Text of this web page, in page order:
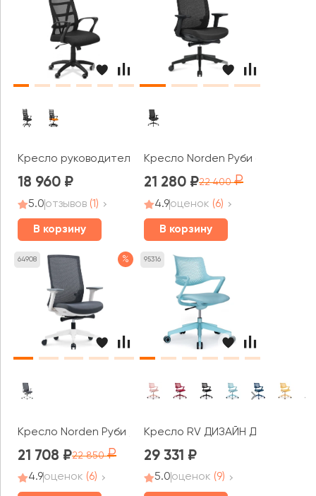
Кресло руководителя Top
18 960
5.0отзывов (1)
В корзину
Кресло Norden Руби блэк /
21 280 22 400
4.9оценок (6)
В корзину
64908 %
Кресло Norden Руби / Ruby LB
21 708 22 850
4.9оценок (6)
95316
Кресло RV ДИЗАЙН Дрим /
29 331
5.0оценок (9)